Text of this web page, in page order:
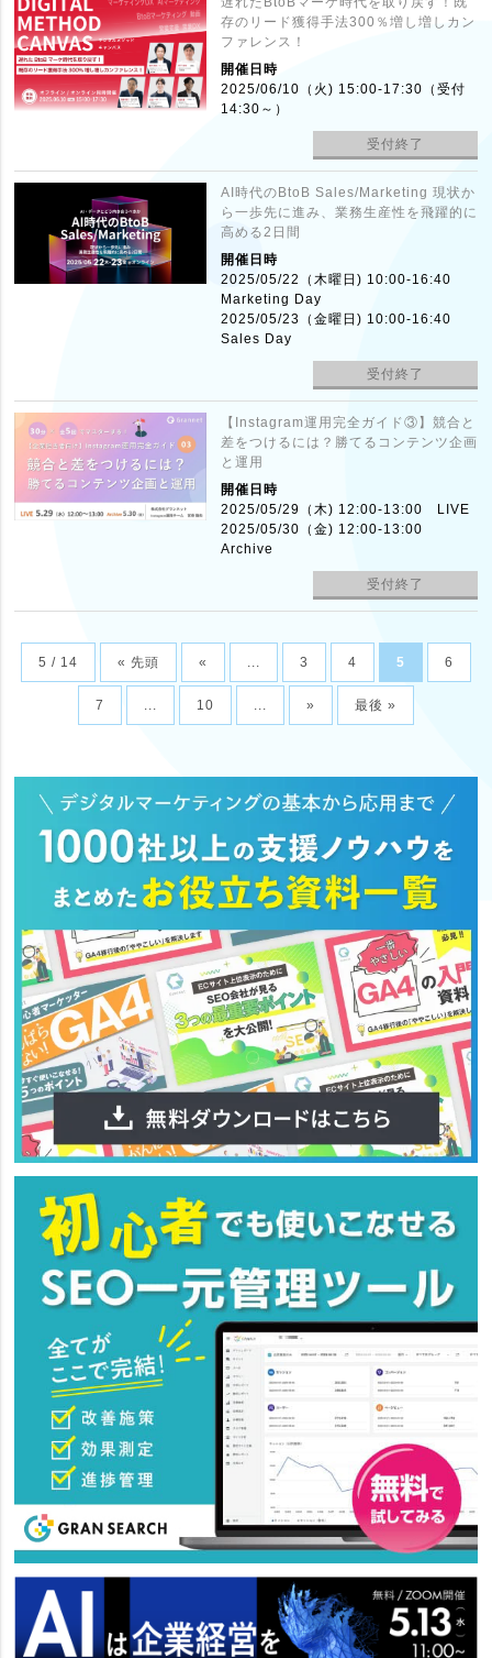
存のリード獲得手法300％増し増しカン
ファレンス！
開催日時
2025/06/10（火) 15:00-17:30（受付
14:30～）
受付終了
AI時代のBtoB Sales/Marketing 現状か
ら一歩先に進み、業務生産性を飛躍的に
高める2日間
開催日時
2025/05/22（木曜日) 10:00-16:40
Marketing Day
2025/05/23（金曜日) 10:00-16:40
Sales Day
受付終了
【Instagram運用完全ガイド③】競合と
差をつけるには？勝てるコンテンツ企画
と運用
開催日時
2025/05/29（木) 12:00-13:00 LIVE
2025/05/30（金) 12:00-13:00
Archive
受付終了
5 / 14 « 先頭 « ... 3 4 5 6
7 ... 10 ... » 最後 »